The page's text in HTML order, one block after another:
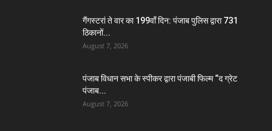
गैंगस्टरां ते वार का 199वाँ दिन: पंजाब पुलिस द्वारा 731
ठिकानों...
August 7, 2026
पंजाब विधान सभा के स्पीकर द्वारा पंजाबी फिल्म “द ग्रेट
पंजाब...
August 7, 2026